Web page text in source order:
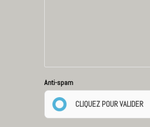
Anti-spam
CLIQUEZ POUR VALIDER